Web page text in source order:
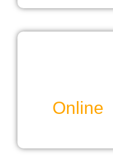
Online